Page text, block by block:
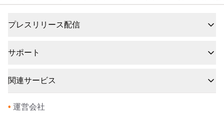
プレスリリース配信
サポート
関連サービス
• 運営会社